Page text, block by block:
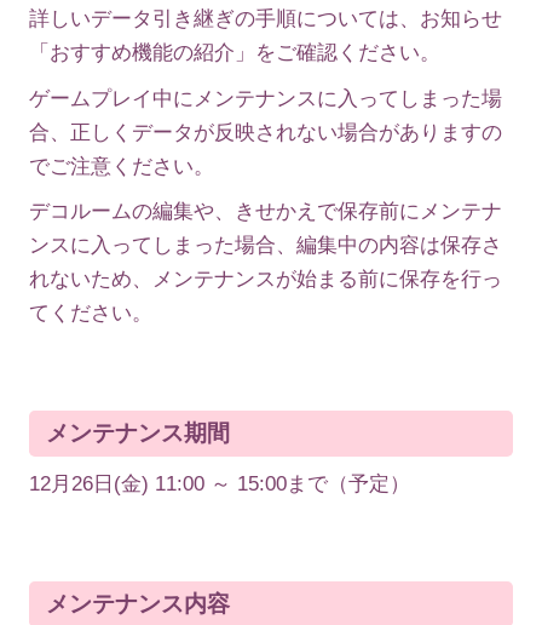
詳しいデータ引き継ぎの手順については、お知らせ
「おすすめ機能の紹介」をご確認ください。
ゲームプレイ中にメンテナンスに入ってしまった場
合、正しくデータが反映されない場合がありますの
でご注意ください。
デコルームの編集や、きせかえで保存前にメンテナ
ンスに入ってしまった場合、編集中の内容は保存さ
れないため、メンテナンスが始まる前に保存を行っ
てください。
メンテナンス期間
12月26日(金) 11:00 ～ 15:00まで（予定）
メンテナンス内容